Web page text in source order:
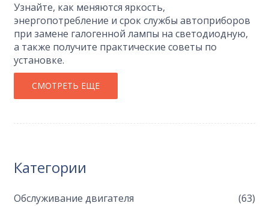
Узнайте, как меняются яркость,
энергопотребление и срок службы автоприборов
при замене галогенной лампы на светодиодную,
а также получите практические советы по
установке.
СМОТРЕТЬ ЕЩЕ
Категории
Обслуживание двигателя (63)